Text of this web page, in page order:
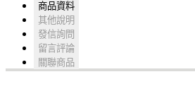
商品資料
其他說明
發信詢問
留言評論
關聯商品